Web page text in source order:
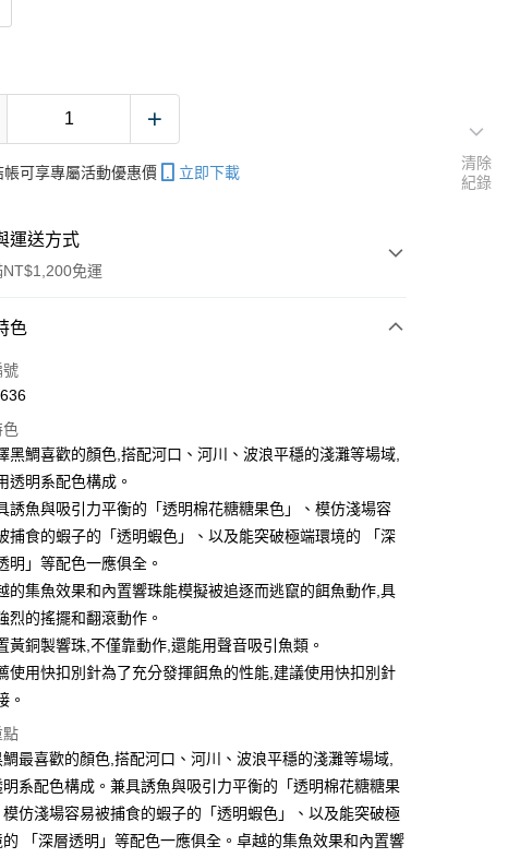
帳可享專屬活動優惠價 立即下載
運送方式
NT$1,200免運
式
次付款
0 利率 每期NT$48 21家銀行
金庫商業銀行
商業銀行
彰化商業銀行
世華商業銀行
兆豐國際商業銀行
中小企業銀行
（台灣）商業銀行
華泰商業銀行
商業銀行
商業銀行
永豐商業銀行
國際商業銀行
中國信託商業銀行
樂天信用卡公司
貨付款
付
你分期
付你分期使用說明】
務由台灣大哥大提供，台灣大哥大用戶可立即使用無須另外申請。
方式選擇「大哥付你分期」，訂單成立後會自動跳轉到大哥付的交易
驗證手機門號後，選擇欲分期的期數、繳款截止日，確認付款後即
易。
核准額度、可分期數及費用金額請依後續交易確認頁面所載為準。
成立30分鐘內，如未前往確認交易或遇審核未通過，訂單將自動取
遇「轉專審核」未通過狀況，表示未達大哥付你分期系統評分，恕
明評估內容。
先享後付
「AFTEE先享後付」】
先享後付是「在收到商品之後才付款」的支付方式。 讓您購物簡單
安心！
單：不需註冊會員、不需綁卡、不需儲值。
利：只要手機號碼，簡訊認證，即可結帳。
款
款
色
號
黑鯛喜歡的顏色,搭配河口、河川、波浪平穩的淺灘等場域,
透明系配色構成。
誘魚與吸引力平衡的「透明棉花糖糖果色」、模仿淺場容
捕食的蝦子的「透明蝦色」、以及能突破極端環境的 「深
明」等配色一應俱全。
的集魚效果和內置響珠能模擬被追逐而逃竄的餌魚動作,具
烈的搖擺和翻滾動作。
黃銅製響珠,不僅靠動作,還能用聲音吸引魚類。
使用快扣別針為了充分發揮餌魚的性能,建議使用快扣別針
。
點
最喜歡的顏色,搭配河口、河川、波浪平穩的淺灘等場域,
明系配色構成。兼具誘魚與吸引力平衡的「透明棉花糖糖果
模仿淺場容易被捕食的蝦子的「透明蝦色」、以及能突破極
的 「深層透明」等配色一應俱全。卓越的集魚效果和內置響
清除
紀錄